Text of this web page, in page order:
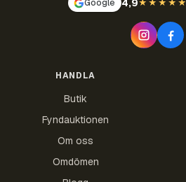
Google ★★★★★
HANDLA
Butik
Fyndauktionen
Om oss
Omdömen